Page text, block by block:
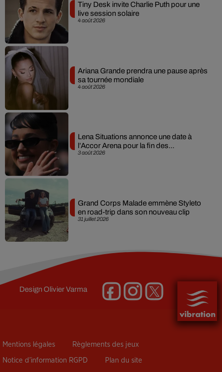
4 août 2026
Tiny Desk invite Charlie Puth pour une
live session solaire
4 août 2026
Ariana Grande prendra une pause après
sa tournée mondiale
3 août 2026
Lena Situations annonce une date à
l’Accor Arena pour la fin des...
31 juillet 2026
Grand Corps Malade emmène Styleto
en road-trip dans son nouveau clip
DesignOlivier Varma
Mentions légales Règlements des jeux
Notice d’information RGPD Plan du site